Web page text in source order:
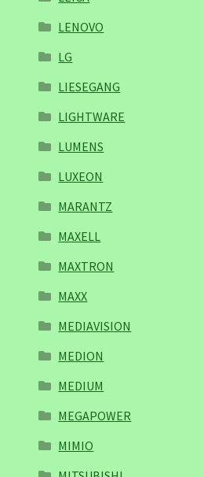
LENOVO
LG
LIESEGANG
LIGHTWARE
LUMENS
LUXEON
MARANTZ
MAXELL
MAXTRON
MAXX
MEDIAVISION
MEDION
MEDIUM
MEGAPOWER
MIMIO